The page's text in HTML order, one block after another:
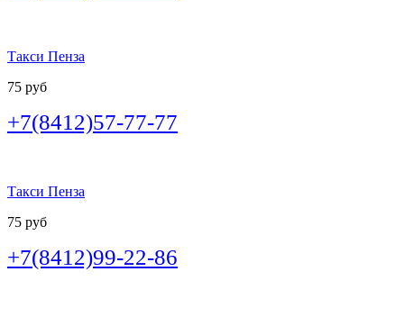
Такси Пенза
75 руб
+7(8412)57-77-77
Такси Пенза
75 руб
+7(8412)99-22-86